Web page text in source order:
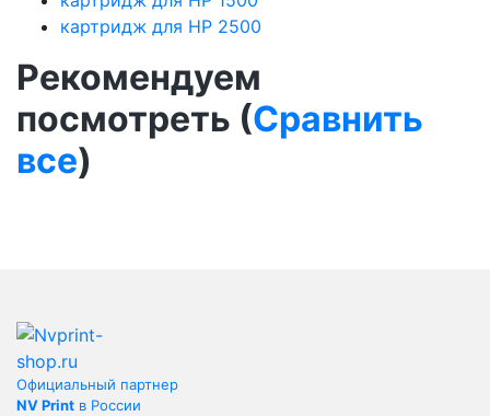
картридж для HP 2500
Рекомендуем
посмотреть (Сравнить
все)
Официальный партнер
NV Print в России